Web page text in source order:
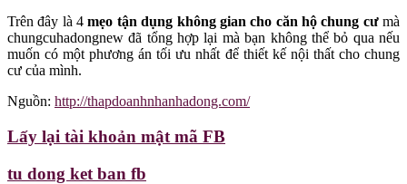
Trên đây là 4mẹo tận dụng không gian cho căn hộ chung cưmà
chungcuhadongnew đã tổng hợp lại mà bạn không thể bỏ qua nếu
muốn có một phương án tối ưu nhất để thiết kế nội thất cho chung
cư của mình.
Nguồn: http://thapdoanhnhanhadong.com/
Lấy lại tài khoản mật mã FB
tu dong ket ban fb